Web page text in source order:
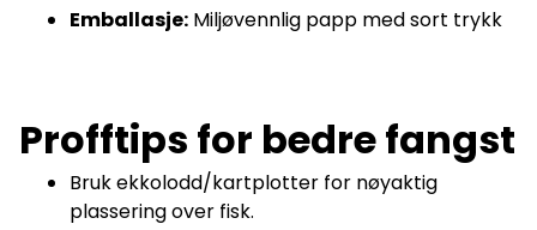
Emballasje: Miljøvennlig papp med sort trykk
Profftips for bedre fangst
Bruk ekkolodd/kartplotter for nøyaktig
plassering over fisk.